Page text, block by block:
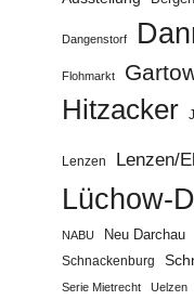
Dangenstorf
Flohmarkt
Hitzacker
Lenzen Lenzen/
Lüchow-
NABU Neu Darchau
Schnackenburg
Serie Mietrecht
Uelzen